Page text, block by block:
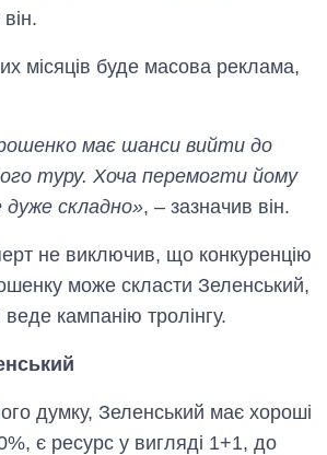
місяців буде масова реклама,
має шанси вийти до
туру. Хоча перемогти йому
дуже складно», – зазначив він.
не виключив, що конкуренцію
може скласти Зеленський,
веде кампанію тролінгу.
думку, Зеленський має хороші
є ресурс у вигляді 1+1, до